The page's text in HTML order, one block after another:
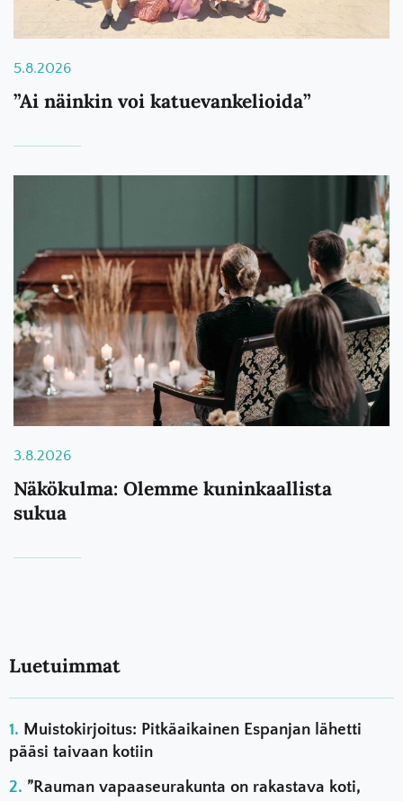
5.8.2026
”Ai näinkin voi katuevankelioida”
3.8.2026
Näkökulma: Olemme kuninkaallista
sukua
Luetuimmat
Muistokirjoitus: Pitkäaikainen Espanjan lähetti
pääsi taivaan kotiin
”Rauman vapaaseurakunta on rakastava koti,